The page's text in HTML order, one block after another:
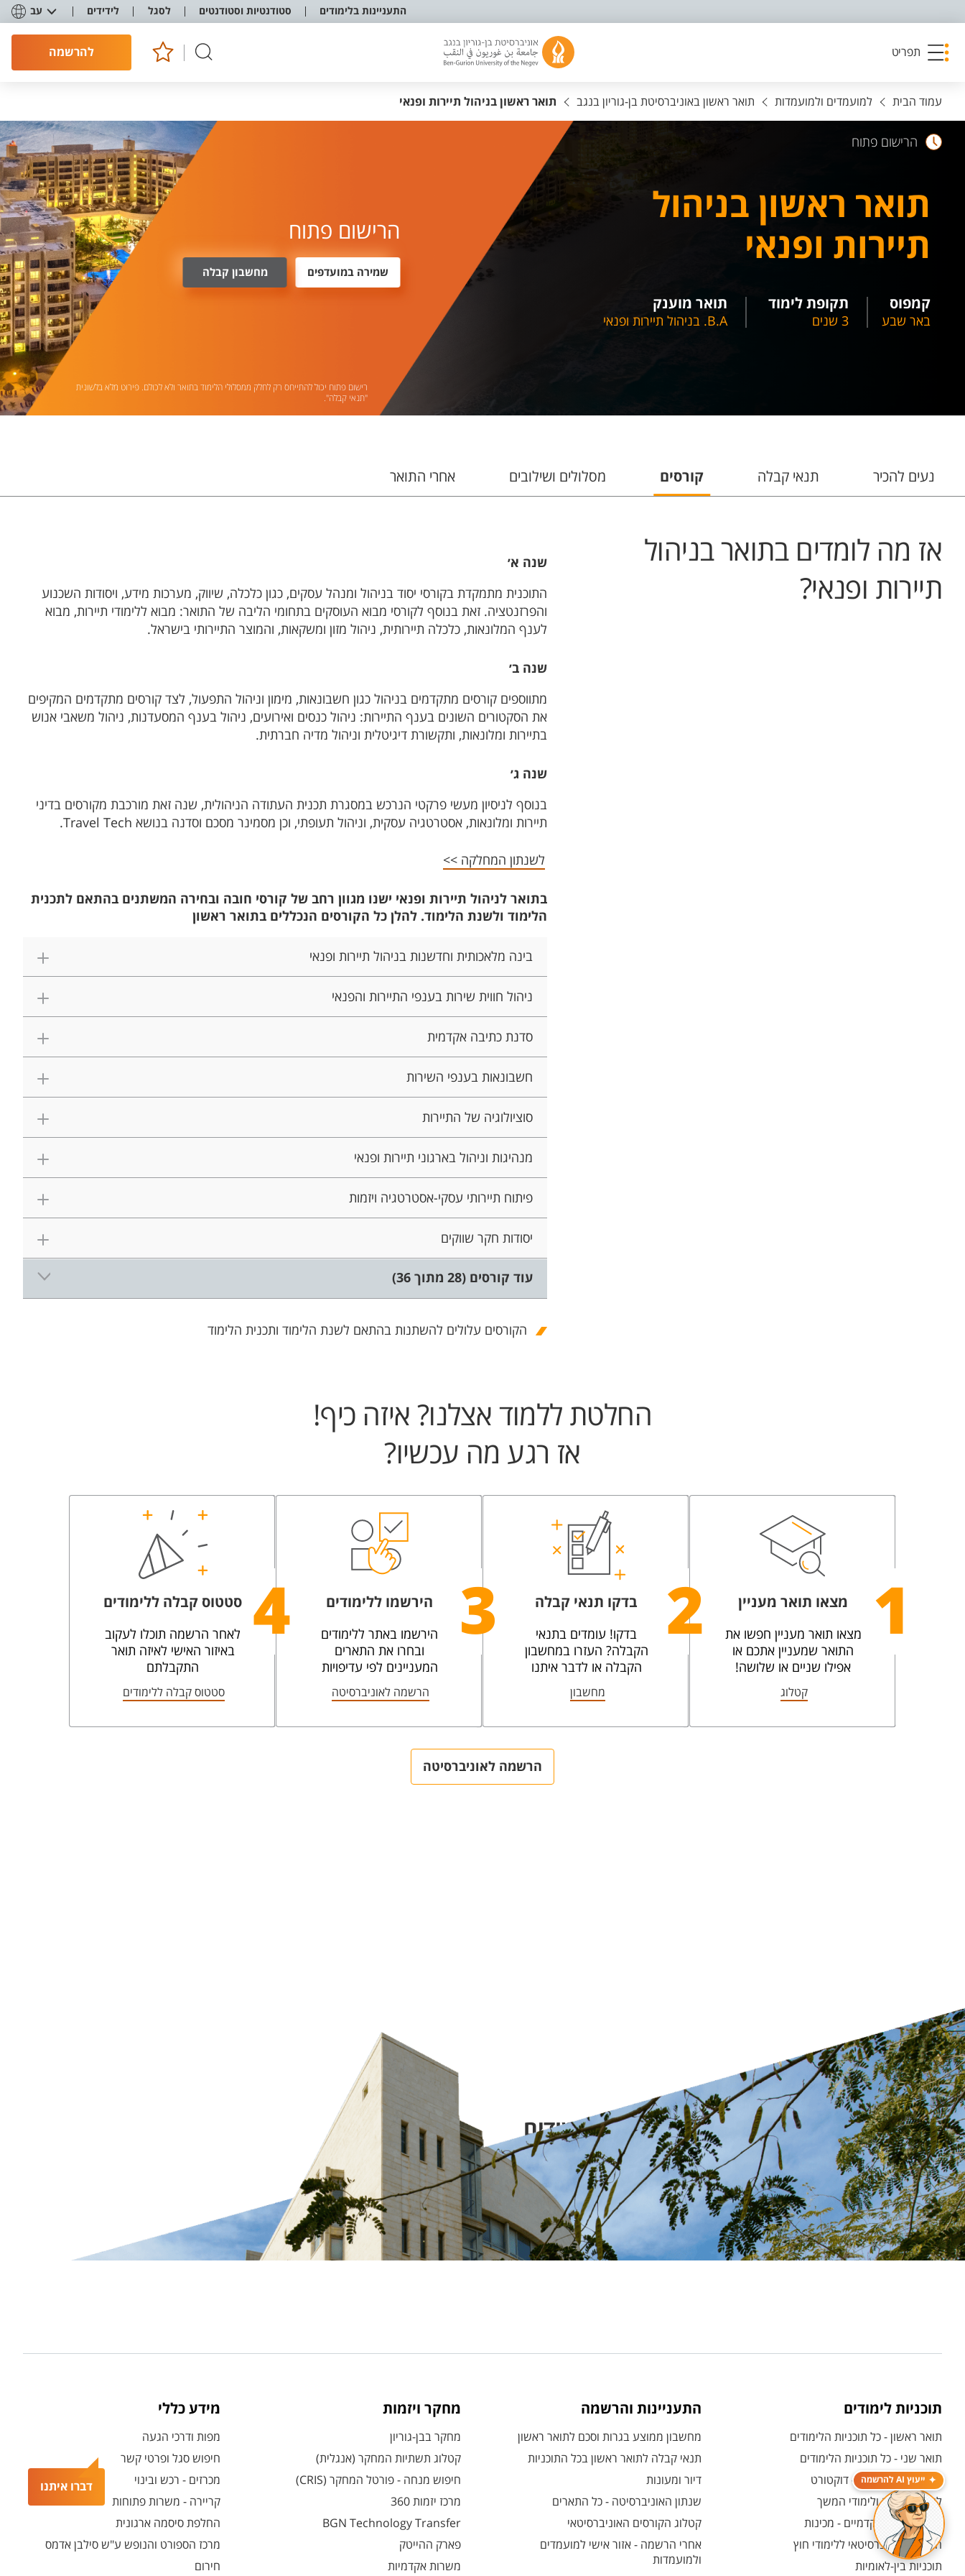
התעניינות בלימודים סטודנטיות וסטודנטים לסגל לידידים עב
תפריט להרשמה
דברו איתנו ייעוץ AI להרשמה
עמוד הבית למועמדים ולמועמדות תואר ראשון באוניברסיטת בן-גוריון בנגב תואר ראשון בניהול תיירות ופנאי
הרישום פתוח
תואר ראשון בניהול
תיירות ופנאי
קמפוס
באר שבע
תקופת לימוד
3 שנים
תואר מוענק
B.A. בניהול תיירות ופנאי
הרישום פתוח
שמירה במועדפים מחשבון קבלה
רישום פתוח יכול להתייחס רק לחלק ממסלולי הלימוד בתואר ולא לכולם. פירוט מלא בלשונית
"תנאי קבלה".
נעים להכיר תנאי קבלה קורסים מסלולים ושילובים אחרי התואר
אז מה לומדים בתואר בניהול
תיירות ופנאי?
שנה א׳
התוכנית מתמקדת בקורסי יסוד בניהול ומנהל עסקים, כגון כלכלה, שיווק, מערכות מידע, ויסודות השכנוע
והפרזנטציה. זאת בנוסף לקורסי מבוא העוסקים בתחומי הליבה של התואר: מבוא ללימודי תיירות, מבוא
לענף המלונאות, כלכלה תיירותית, ניהול מזון ומשקאות, והמוצר התיירותי בישראל.
שנה ב׳
מתווספים קורסים מתקדמים בניהול כגון חשבונאות, מימון וניהול התפעול, לצד קורסים מתקדמים המקיפים
את הסקטורים השונים בענף התיירות: ניהול כנסים ואירועים, ניהול בענף המסעדנות, ניהול משאבי אנוש
בתיירות ומלונאות, ותקשורת דיגיטלית וניהול מדיה חברתית.
שנה ג׳
בנוסף לניסיון מעשי פרקטי הנרכש במסגרת תכנית העתודה הניהולית, שנה זאת מורכבת מקורסים בדיני
תיירות ומלונאות, אסטרטגיה עסקית, וניהול תעופתי, וכן מסמינר מסכם וסדנה בנושא Travel Tech.
לשנתון המחלקה >>
בתואר לניהול תיירות ופנאי ישנו מגוון רחב של קורסי חובה ובחירה המשתנים בהתאם לתכנית
הלימוד ולשנת הלימוד. להלן כל הקורסים הנכללים בתואר ראשון
בינה מלאכותית וחדשנות בניהול תיירות ופנאי
ניהול חווית שירות בענפי התיירות והפנאי
סדנת כתיבה אקדמית
חשבונאות בענפי השירות
סוציולוגיה של התיירות
מנהיגות וניהול בארגוני תיירות ופנאי
פיתוח תיירותי עסקי-אסטרטגיה ויזמות
יסודות חקר שווקים
עוד קורסים (28 מתוך 36)
הקורסים עלולים להשתנות בהתאם לשנת הלימוד ותכנית הלימוד
החלטת ללמוד אצלנו? איזה כיף!
אז רגע מה עכשיו?
1 מצאו תואר מעניין
מצאו תואר מעניין חפשו את
התואר שמעניין אתכם או
אפילו שניים או שלושה!
קטלוג
2 בדקו תנאי קבלה
בדקו! עומדים בתנאי
הקבלה? העזרו במחשבון
הקבלה או לדבר איתנו
מחשבון
3 הירשמו ללימודים
הירשמו באתר ללימודים
ובחרו את התארים
המעניינים לפי עדיפויות
הרשמה לאוניברסיטה
4 סטטוס קבלה ללימודים
לאחר הרשמה תוכלו לעקוב
באיזור האישי לאיזה תואר
התקבלתם
סטטוס קבלה ללימודים
הרשמה לאוניברסיטה
דברו איתנו במרכז הייעוץ וההרשמה ללימודים
ימים א'-ה' 09:00 - 17:00
טלפון 08-6461600 ווטסאפ 050-8370517
תוכניות לימודים
תואר ראשון - כל תוכניות הלימודים
תואר שני - כל תוכניות הלימודים
לימודי תואר שלישי - דוקטורט
לימודי תעודה ולימודי המשך
לימודים קדם אקדמיים - מכינות
המרכז האוניברסיטאי ללימודי חוץ
תוכניות בין-לאומיות
התעניינות והרשמה
מחשבון ממוצע בגרות וסכם לתואר ראשון
תנאי קבלה לתואר ראשון בכל התוכניות
דיור ומעונות
שנתון האוניברסיטה - כל התארים
קטלוג הקורסים האוניברסיטאי
אחרי הרשמה - אזור אישי למועמדים
ולמועמדות
מחקר ויזמות
מחקר בבן-גוריון
קטלוג תשתיות המחקר (אנגלית)
חיפוש מנחה - פורטל המחקר (CRIS)
מרכז יזמות 360
BGN Technology Transfer
פארק ההייטק
משרות אקדמיות
מידע כללי
מפות ודרכי הגעה
חיפוש סגל ופרטי קשר
מכרזים - רכש ובינוי
קריירה - משרות פתוחות
החלפת סיסמה ארגונית
מרכז הספורט והנופש ע"ש סילבן אדמס
חירום